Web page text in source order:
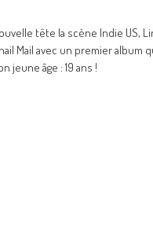
tête la scène Indie US,
Mail avec un premier album
jeune âge : 19 ans !